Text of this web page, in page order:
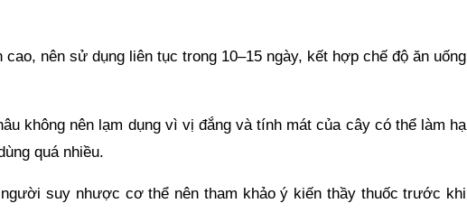
nên sử dụng liên tục trong 10–15 ngày, kết hợp chế độ ăn uống
không nên lạm dụng vì vị đắng và tính mát của cây có thể làm hạ
quá nhiều.
suy nhược cơ thể nên tham khảo ý kiến thầy thuốc trước khi